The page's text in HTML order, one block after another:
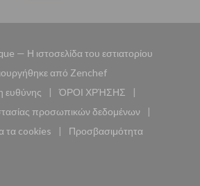
— Η ιστοσελίδα του εστιατορίου
από Zenchef((ανοίγει σε νέο
ευθύνης
((ανοίγει σε νέο παράθυρο))
ΌΡΟΙ ΧΡΉΣΗΣ
((ανοίγει σε νέο
προσωπικών δεδομένων
((ανοίγει σε νέο παράθυρο))
τα cookies
((ανοίγει σε νέο παράθυρο))
Προσβασιμότητα
((ανοίγει σε νέο